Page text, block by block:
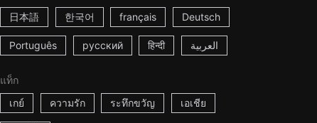
日本語 한국어 français Deutsch
Português русский हिन्दी العربية
แท็ก
เกย์
ความรัก ระทึกขวัญ เอเชีย